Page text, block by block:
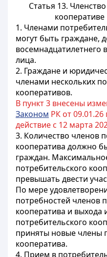
Статья 13.
кооперативе
1. Членами
могут быть граждане,
восемнадцатилетнего
лица.
2. Граждане и
членами нескольких
кооперативов.
В пункт 3 внесены
Законом РК от
действие с 12 марта
3. Количество членов
кооператива должно
граждан.
потребительского
превышать двести
По мере
потребностей членов
кооператива и выхода
потребительского
приняты новые члены
кооператива.
4. Прием в